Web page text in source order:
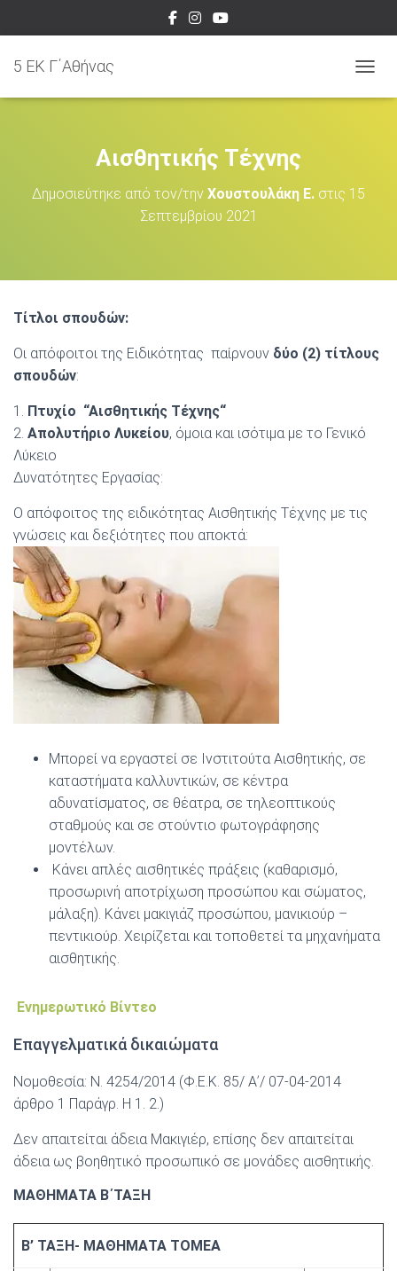
5 EK Γ΄Αθήνας
Αισθητικής Τέχνης
Δημοσιεύτηκε από τον/την Χουστουλάκη Ε. στις 15
Σεπτεμβρίου 2021
Τίτλοι σπουδών:
Οι απόφοιτοι της Ειδικότητας παίρνουν δύο (2) τίτλους
σπουδών:
1. Πτυχίο “Αισθητικής Τέχνης“
2. Απολυτήριο Λυκείου, όμοια και ισότιμα με το Γενικό
Λύκειο
Δυνατότητες Εργασίας:
Ο απόφοιτος της ειδικότητας Αισθητικής Τέχνης με τις
γνώσεις και δεξιότητες που αποκτά:
Μπορεί να εργαστεί σε Ινστιτούτα Αισθητικής, σε
καταστήματα καλλυντικών, σε κέντρα
αδυνατίσματος, σε θέατρα, σε τηλεοπτικούς
σταθμούς και σε στούντιο φωτογράφησης
μοντέλων.
Κάνει απλές αισθητικές πράξεις (καθαρισμό,
προσωρινή αποτρίχωση προσώπου και σώματος,
μάλαξη). Κάνει μακιγιάζ προσώπου, μανικιούρ –
πεντικιούρ. Χειρίζεται και τοποθετεί τα μηχανήματα
αισθητικής.
Ενημερωτικό Βίντεο
Επαγγελματικά δικαιώματα
Νομοθεσία: Ν. 4254/2014 (Φ.Ε.Κ. 85/ Αʹ/ 07-04-2014
άρθρο 1 Παράγρ. Η 1. 2.)
Δεν απαιτείται άδεια Μακιγιέρ, επίσης δεν απαιτείται
άδεια ως βοηθητικό προσωπικό σε μονάδες αισθητικής.
ΜΑΘΗΜΑΤΑ Β΄ΤΑΞΗ
Β’ ΤΑΞΗ- ΜΑΘΗΜΑΤΑ ΤΟΜΕΑ